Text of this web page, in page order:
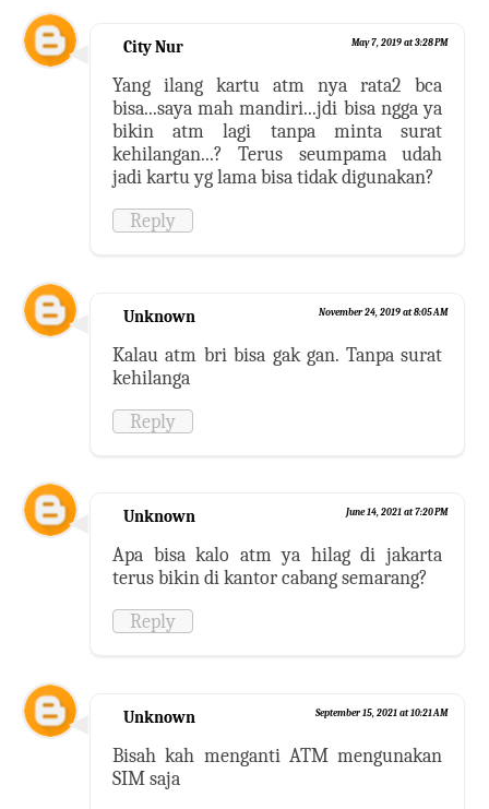
City Nur May 7, 2019 at 3:28 PM
Yang ilang kartu atm nya rata2 bca
bisa...saya mah mandiri...jdi bisa ngga ya
bikin atm lagi tanpa minta surat
kehilangan...? Terus seumpama udah
jadi kartu yg lama bisa tidak digunakan?
Reply
Unknown November 24, 2019 at 8:05 AM
Kalau atm bri bisa gak gan. Tanpa surat
kehilanga
Reply
Unknown June 14, 2021 at 7:20 PM
Apa bisa kalo atm ya hilag di jakarta
terus bikin di kantor cabang semarang?
Reply
Unknown September 15, 2021 at 10:21 AM
Bisah kah menganti ATM mengunakan
SIM saja